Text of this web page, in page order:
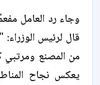
وجاء رد العامل
قال لرئيس
من المصنع ومرتبي
يعكس نجاح